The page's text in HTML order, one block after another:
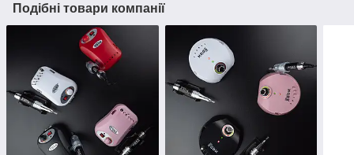
Подібні товари компанії